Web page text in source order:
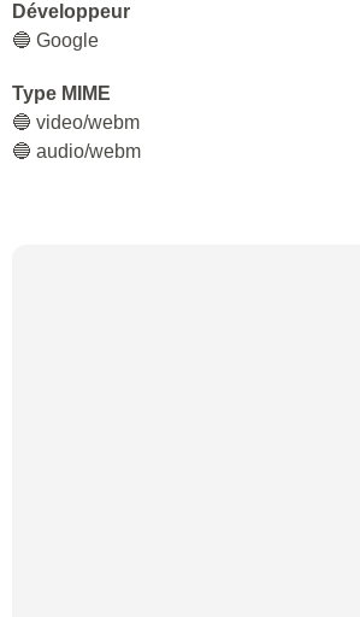
Développeur
🔵 Google
Type MIME
🔵 video/webm
🔵 audio/webm